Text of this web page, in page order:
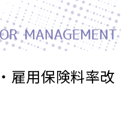
雇用保険料率改